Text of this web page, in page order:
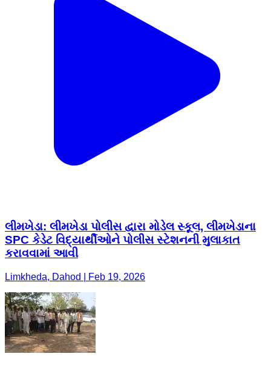
લીમખેડા: લીમખેડા પોલીસ દ્વારા મોડેલ સ્કૂલ, લીમખેડાના
SPC કેડેટ વિદ્યાર્થીઓને પોલીસ સ્ટેશનની મુલાકાત
કરાવવામાં આવી
Limkheda, Dahod | Feb 19, 2026